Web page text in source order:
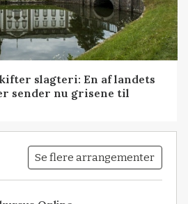
slagteri: En af landets
sender nu grisene til
Se flere arrangementer